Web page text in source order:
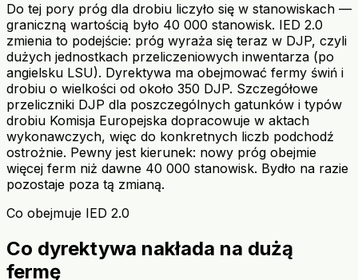
Do tej pory próg dla drobiu liczyło się w stanowiskach —
graniczną wartością było 40 000 stanowisk. IED 2.0
zmienia to podejście: próg wyraża się teraz w DJP, czyli
dużych jednostkach przeliczeniowych inwentarza (po
angielsku LSU). Dyrektywa ma obejmować fermy świń i
drobiu o wielkości od około 350 DJP. Szczegółowe
przeliczniki DJP dla poszczególnych gatunków i typów
drobiu Komisja Europejska dopracowuje w aktach
wykonawczych, więc do konkretnych liczb podchodź
ostrożnie. Pewny jest kierunek: nowy próg obejmie
więcej ferm niż dawne 40 000 stanowisk. Bydło na razie
pozostaje poza tą zmianą.
Co obejmuje IED 2.0
Co dyrektywa nakłada na dużą
fermę